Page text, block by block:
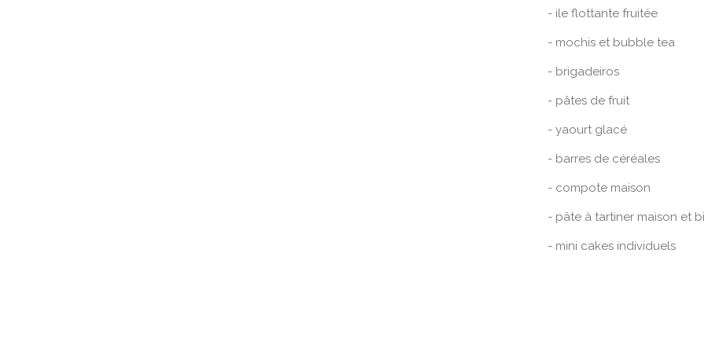
- ile flottante fruitée
- mochis et bubble tea
- brigadeiros
- pâtes de fruit
- yaourt glacé
- barres de céréales
- compote maison
- pâte à tartiner maison et
- mini cakes individuels